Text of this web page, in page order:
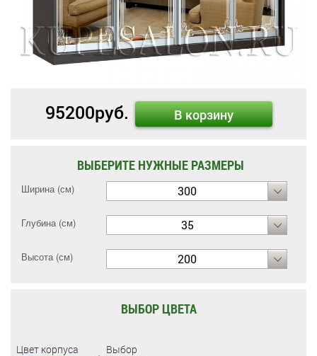
95200руб. В корзину
ВЫБЕРИТЕ НУЖНЫЕ РАЗМЕРЫ
Ширина (см) 300
Глубина (см) 35
Высота (см) 200
ВЫБОР ЦВЕТА
Цвет корпуса Выбор